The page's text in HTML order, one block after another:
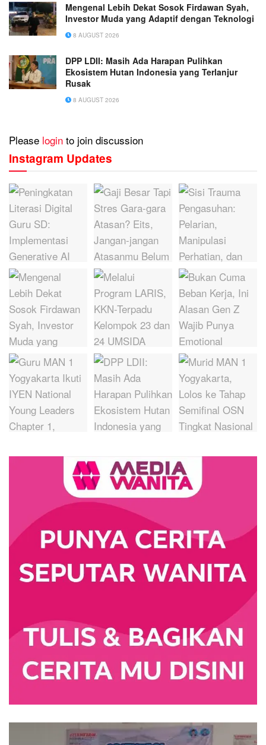
Mengenal Lebih Dekat Sosok Firdawan Syah,
Investor Muda yang Adaptif dengan Teknologi
8 AUGUST 2026
DPP LDII: Masih Ada Harapan Pulihkan
Ekosistem Hutan Indonesia yang Terlanjur
Rusak
8 AUGUST 2026
Please login to join discussion
Instagram Updates